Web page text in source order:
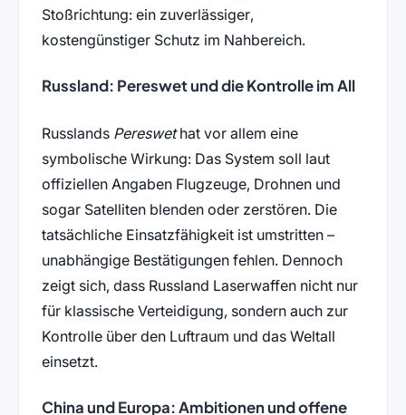
Stoßrichtung: ein zuverlässiger,
kostengünstiger Schutz im Nahbereich.
Russland: Pereswet und die Kontrolle im All
Russlands Pereswethat vor allem eine
symbolische Wirkung: Das System soll laut
offiziellen Angaben Flugzeuge, Drohnen und
sogar Satelliten blenden oder zerstören. Die
tatsächliche Einsatzfähigkeit ist umstritten –
unabhängige Bestätigungen fehlen. Dennoch
zeigt sich, dass Russland Laserwaffen nicht nur
für klassische Verteidigung, sondern auch zur
Kontrolle über den Luftraum und das Weltall
einsetzt.
China und Europa: Ambitionen und offene